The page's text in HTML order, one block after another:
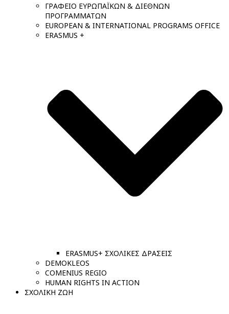
ΓΡΑΦΕΙΟ ΕΥΡΩΠΑΪΚΩΝ & ΔΙΕΘΝΩΝ
ΠΡΟΓΡΑΜΜΑΤΩΝ
EUROPEAN & INTERNATIONAL PROGRAMS OFFICE
ERASMUS +
ERASMUS+ ΣΧΟΛΙΚΕΣ ΔΡΑΣΕΙΣ
DEMOKLEOS
COMENIUS REGIO
HUMAN RIGHTS IN ACTION
ΣΧΟΛΙΚΗ ΖΩΗ